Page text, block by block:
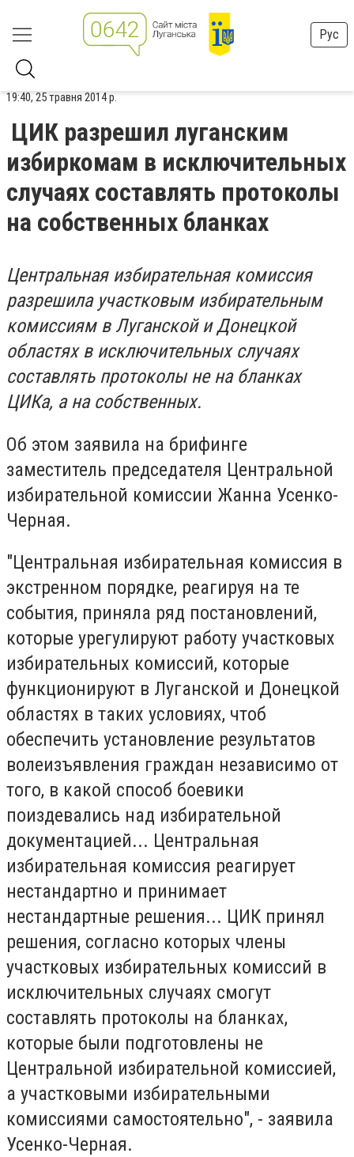
Рус
19:40, 25 травня 2014 р.
ЦИК разрешил луганским
избиркомам в исключительных
случаях составлять протоколы
на собственных бланках
Центральная избирательная комиссия
разрешила участковым избирательным
комиссиям в Луганской и Донецкой
областях в исключительных случаях
составлять протоколы не на бланках
ЦИКа, а на собственных.
Об этом заявила на брифинге
заместитель председателя Центральной
избирательной комиссии Жанна Усенко-
Черная.
"Центральная избирательная комиссия в
экстренном порядке, реагируя на те
события, приняла ряд постановлений,
которые урегулируют работу участковых
избирательных комиссий, которые
функционируют в Луганской и Донецкой
областях в таких условиях, чтоб
обеспечить установление результатов
волеизъявления граждан независимо от
того, в какой способ боевики
поиздевались над избирательной
документацией... Центральная
избирательная комиссия реагирует
нестандартно и принимает
нестандартные решения... ЦИК принял
решения, согласно которых члены
участковых избирательных комиссий в
исключительных случаях смогут
составлять протоколы на бланках,
которые были подготовлены не
Центральной избирательной комиссией,
а участковыми избирательными
комиссиями самостоятельно", - заявила
Усенко-Черная.